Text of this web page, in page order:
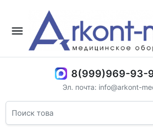
8(999)969-93-
Эл. почта: info@arkont-